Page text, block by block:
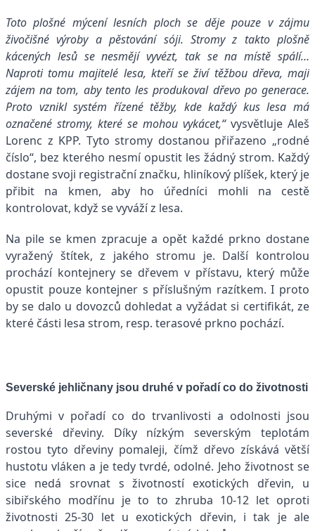
Toto plošné mýcení lesních ploch se děje pouze v zájmu
živočišné výroby a pěstování sóji. Stromy z takto plošně
kácených lesů se nesmějí vyvézt, tak se na místě spálí…
Naproti tomu majitelé lesa, kteří se živí těžbou dřeva, mají
zájem na tom, aby tento les produkoval dřevo po generace.
Proto vznikl systém řízené těžby, kde každý kus lesa má
označené stromy, které se mohou vykácet,“vysvětluje Aleš
Lorenc z KPP. Tyto stromy dostanou přiřazeno „rodné
číslo“, bez kterého nesmí opustit les žádný strom. Každý
dostane svoji registrační značku, hliníkový plíšek, který je
přibit na kmen, aby ho úředníci mohli na cestě
kontrolovat, když se vyváží z lesa.
Na pile se kmen zpracuje a opět každé prkno dostane
vyražený štítek, z jakého stromu je. Další kontrolou
prochází kontejnery se dřevem v přístavu, který může
opustit pouze kontejner s příslušným razítkem. I proto
by se dalo u dovozců dohledat a vyžádat si certifikát, ze
které části lesa strom, resp. terasové prkno pochází.
Severské jehličnany jsou druhé v pořadí co do životnosti
Druhými v pořadí co do trvanlivosti a odolnosti jsou
severské dřeviny. Díky nízkým severským teplotám
rostou tyto dřeviny pomaleji, čímž dřevo získává větší
hustotu vláken a je tedy tvrdé, odolné. Jeho životnost se
sice nedá srovnat s životností exotických dřevin, u
sibiřského modřínu je to to zhruba 10-12 let oproti
životnosti 25-30 let u exotických dřevin, i tak je ale